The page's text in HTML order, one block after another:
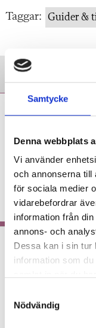
Samtycke
Denna webbplats
Vi använder
och annonserna till
för sociala medier
vidarebefordrar
information från
annons- och
Dessa kan i sin tur
information som
Nödvändig
Taggar: Guider &
driver
framåt
KRÖNIKALäraren om
lågstadiet kan arbeta
odramatiskt för